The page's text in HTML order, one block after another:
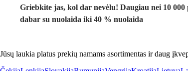
Griebkite jas, kol dar nevėlu! Daugiau nei 10 000
dabar su nuolaida iki 40 % nuolaida
Jūsų laukia platus prekių namams asortimentas ir daug